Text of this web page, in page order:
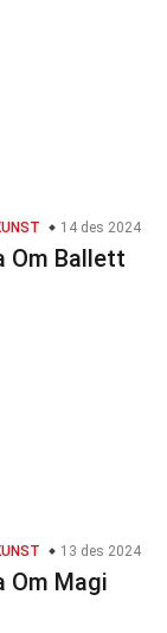
14 des 2024
Om Ballett
13 des 2024
Om Magi